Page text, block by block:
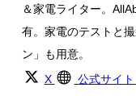
＆家電ライター。
有。家電のテストと
ン」も用意。
X
公式サイト